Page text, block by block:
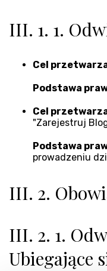
III. 1. 1.
Cel
Podstawa
Cel
"Zarejestruj
Podstawa
prowadzeniu
III. 2.
III. 2. 1.
Ubiegające